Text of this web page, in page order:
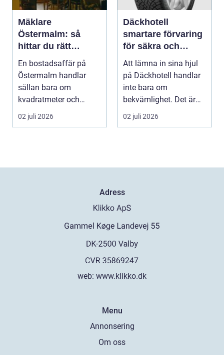
Mäklare
Östermalm: så
hittar du rätt
partner för din
bostadsaffär
En bostadsaffär på
Östermalm handlar
sällan bara om
kvadratmeter och
adress. Om...
02 juli 2026
Däckhotell
smartare förvaring
för säkra och
hållbara däck
Att lämna in sina hjul
på Däckhotell handlar
inte bara om
bekvämlighet. Det är
också en fråga om
02 juli 2026
Adress
web: www.klikko.dk
Menu
Annonsering
Om oss